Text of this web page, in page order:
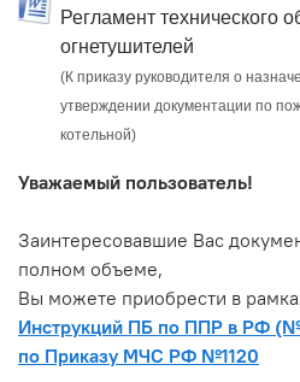
Регламент технического
огнетушителей
(К приказу руководителя о
утверждении документации по
котельной)
Уважаемый пользователь!
Заинтересовавшие Вас
полном объеме,
Вы можете приобрести в
Инструкций ПБ по ППР в РФ
по Приказу МЧС РФ №1120